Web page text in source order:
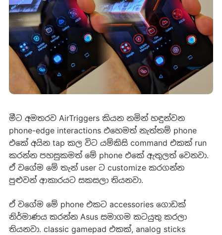
මීට අමතරව AirTriggers කියන නමින් හඳුන්වන
phone-edge interactions එහෙමත් නැත්තම් phone
එකේ අයින tap කල විට යම්කිසි command එකක් run
කරන්න පහසුකමත් මේ phone එකේ ඇතුලත් වෙනවා.
ඒ වගේම මේ තැන් user ට customize කරගන්න
පුළුවන් ආකාරයට සකසලා තියනවා.
ඒ වගේම මේ phone එකට accessories ගොඩක්
නිර්මාණය කරන්න Asus සමාගම කටයුතු කරලා
තියනවා. classic gamepad එකක්, analog sticks